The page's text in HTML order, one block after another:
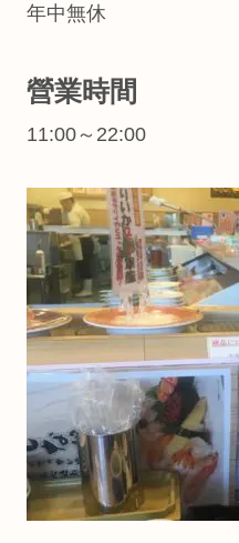
年中無休
營業時間
11:00～22:00